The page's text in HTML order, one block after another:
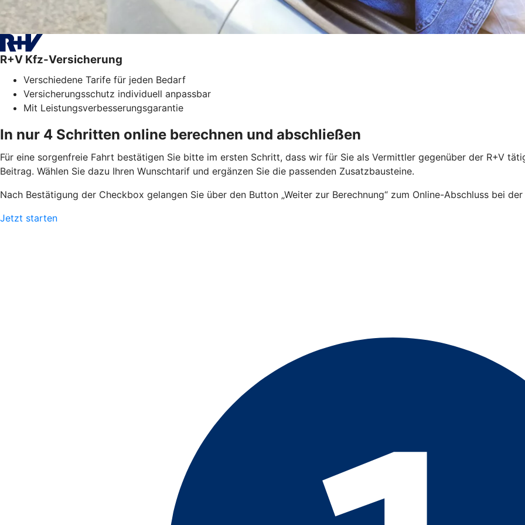
R+V Kfz-Versicherung
Verschiedene Tarife für jeden Bedarf
Versicherungsschutz individuell anpassbar
Mit Leistungsverbesserungsgarantie
In nur 4 Schritten online berechnen und abschließen
Für eine sorgenfreie Fahrt bestätigen Sie bitte im ersten Schritt, dass wir für Sie als Vermittler gegenüber der R+V
Beitrag. Wählen Sie dazu Ihren Wunschtarif und ergänzen Sie die passenden Zusatzbausteine.
Nach Bestätigung der Checkbox gelangen Sie über den Button „Weiter zur Berechnung“ zum Online-Abschluss bei der
Jetzt starten